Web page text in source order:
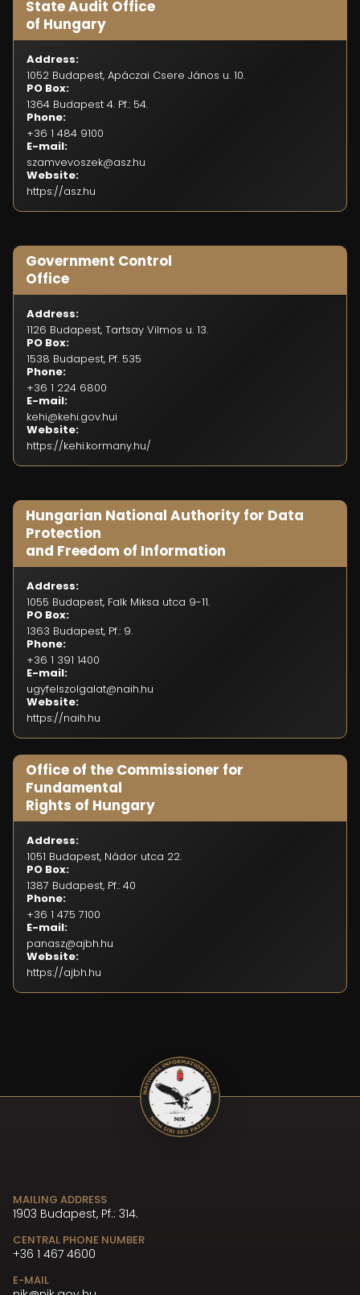
State Audit Office
of Hungary
Address:
1052 Budapest, Apáczai Csere János u. 10.
PO Box:
1364 Budapest 4. Pf.: 54.
Phone:
+36 1 484 9100
E-mail:
szamvevoszek@asz.hu
Website:
https://asz.hu
Government Control
Office
Address:
1126 Budapest, Tartsay Vilmos u. 13.
PO Box:
1538 Budapest, Pf. 535
Phone:
+36 1 224 6800
E-mail:
kehi@kehi.gov.hui
Website:
https://kehi.kormany.hu/
Hungarian National Authority for Data
Protection
and Freedom of Information
Address:
1055 Budapest, Falk Miksa utca 9-11.
PO Box:
1363 Budapest, Pf.: 9.
Phone:
+36 1 391 1400
E-mail:
ugyfelszolgalat@naih.hu
Website:
https://naih.hu
Office of the Commissioner for
Fundamental
Rights of Hungary
Address:
1051 Budapest, Nádor utca 22.
PO Box:
1387 Budapest, Pf.: 40
Phone:
+36 1 475 7100
E-mail:
panasz@ajbh.hu
Website:
https://ajbh.hu
MAILING ADDRESS
1903 Budapest, Pf.: 314.
CENTRAL PHONE NUMBER
+36 1 467 4600
E-MAIL